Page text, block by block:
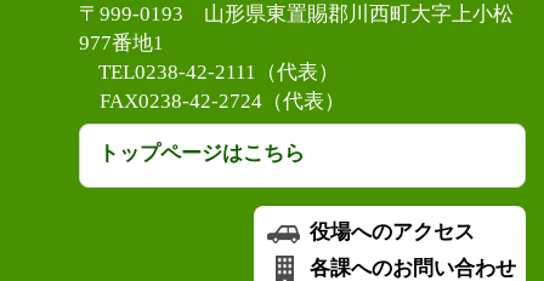
〒999-0193 山形県東置賜郡川西町大字上小松
977番地1
TEL0238-42-2111（代表）
FAX0238-42-2724（代表）
トップページはこちら
役場へのアクセス
各課へのお問い合わせ